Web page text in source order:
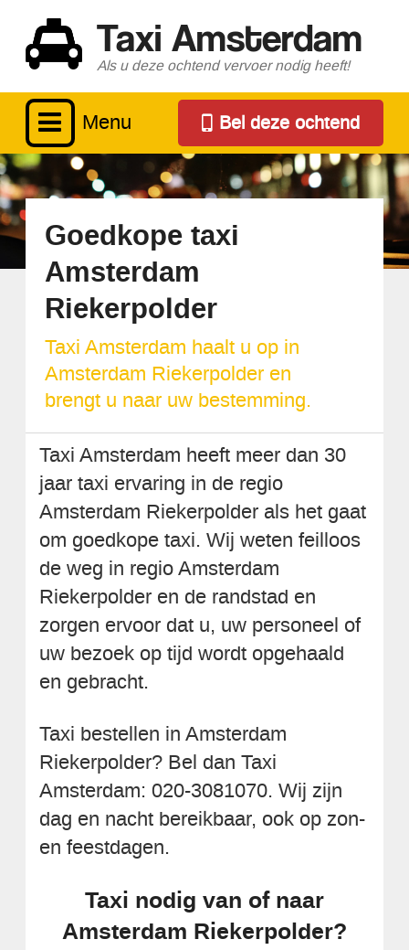
Taxi Amsterdam
Als u deze ochtend vervoer nodig heeft!
Menu Bel deze ochtend
Goedkope taxi
Amsterdam
Riekerpolder
Taxi Amsterdam haalt u op in
Amsterdam Riekerpolder en
brengt u naar uw bestemming.
Taxi Amsterdam heeft meer dan 30
jaar taxi ervaring in de regio
Amsterdam Riekerpolder als het gaat
om goedkope taxi. Wij weten feilloos
de weg in regio Amsterdam
Riekerpolder en de randstad en
zorgen ervoor dat u, uw personeel of
uw bezoek op tijd wordt opgehaald
en gebracht.
Taxi bestellen in Amsterdam
Riekerpolder? Bel dan Taxi
Amsterdam: 020-3081070. Wij zijn
dag en nacht bereikbaar, ook op zon-
en feestdagen.
Taxi nodig van of naar
Amsterdam Riekerpolder?